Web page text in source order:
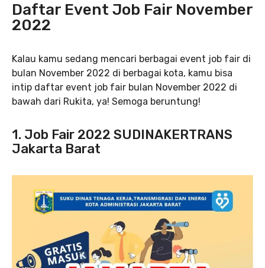
Daftar Event Job Fair November
2022
Kalau kamu sedang mencari berbagai event job fair di
bulan November 2022 di berbagai kota, kamu bisa
intip daftar event job fair bulan November 2022 di
bawah dari Rukita, ya! Semoga beruntung!
1. Job Fair 2022 SUDINAKERTRANS
Jakarta Barat